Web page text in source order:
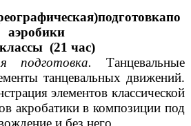
аэробики
(21 час)
подготовка. Танцевальные
танцевальных движений.
элементов классической
акробатики в композиции под
и без него.